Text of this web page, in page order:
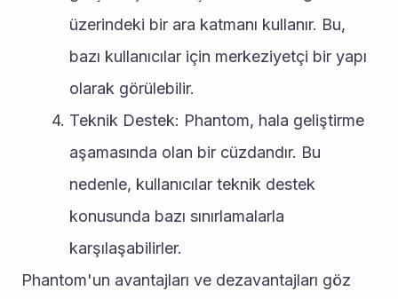
üzerindeki bir ara katmanı kullanır. Bu,
bazı kullanıcılar için merkeziyetçi bir yapı
olarak görülebilir.
Teknik Destek: Phantom, hala geliştirme
aşamasında olan bir cüzdandır. Bu
nedenle, kullanıcılar teknik destek
konusunda bazı sınırlamalarla
karşılaşabilirler.
Phantom'un avantajları ve dezavantajları göz